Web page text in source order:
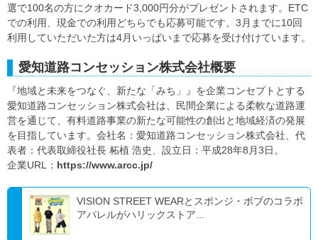
選で100名の方にクオカード3,000円分がプレゼントされます。ETC
での利用、現金での利用どちらでも応募可能です。3月までに10回
利用していただいた方は4月いっぱいまで応募を受け付けています。
愛知道路コンセッション株式会社概要
『地域と未来をつなぐ、新たな「みち」』を企業コンセプトとする
愛知道路コンセッション株式会社は、民間企業による柔軟な道路運
営を通じて、有料道路事業の新たな可能性の創出と地域経済の発展
を目指しています。会社名：愛知道路コンセッション株式会社、代
表者：代表取締役社長 柘植 浩史、設立日：平成28年8月3日。
企業URL： https://www.arcc.jp/
VISION STREET WEARとスポンジ・ボブのコラボ
アパレルがハリックストア...